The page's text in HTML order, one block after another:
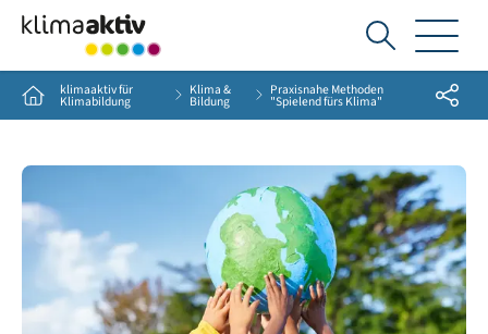
Ich
suche...
Home klimaaktiv für
Klimabildung
Klima &
Bildung
Praxisnahe Methoden
"Spielend fürs Klima" Share